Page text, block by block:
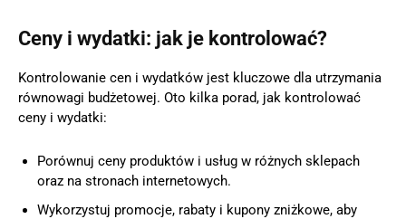
Ceny i wydatki: jak je kontrolować?
Kontrolowanie cen i wydatków jest kluczowe dla utrzymania
równowagi budżetowej. Oto kilka porad, jak kontrolować
ceny i wydatki:
Porównuj ceny produktów i usług w różnych sklepach
oraz na stronach internetowych.
Wykorzystuj promocje, rabaty i kupony zniżkowe, aby